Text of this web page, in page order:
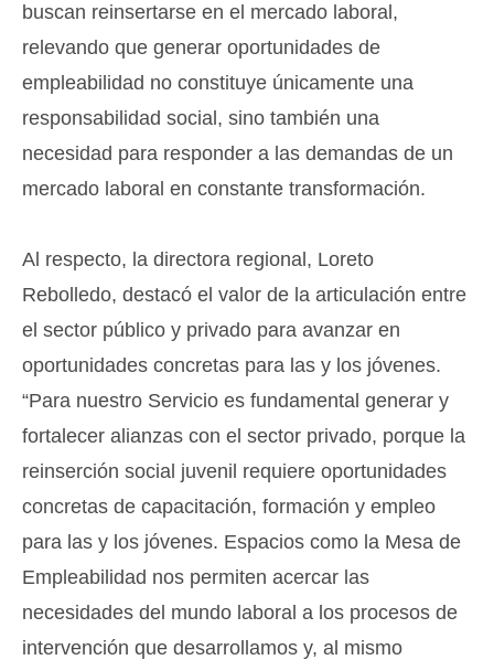
buscan reinsertarse en el mercado laboral,
relevando que generar oportunidades de
empleabilidad no constituye únicamente una
responsabilidad social, sino también una
necesidad para responder a las demandas de un
mercado laboral en constante transformación.
Al respecto, la directora regional, Loreto
Rebolledo, destacó el valor de la articulación entre
el sector público y privado para avanzar en
oportunidades concretas para las y los jóvenes.
“Para nuestro Servicio es fundamental generar y
fortalecer alianzas con el sector privado, porque la
reinserción social juvenil requiere oportunidades
concretas de capacitación, formación y empleo
para las y los jóvenes. Espacios como la Mesa de
Empleabilidad nos permiten acercar las
necesidades del mundo laboral a los procesos de
intervención que desarrollamos y, al mismo